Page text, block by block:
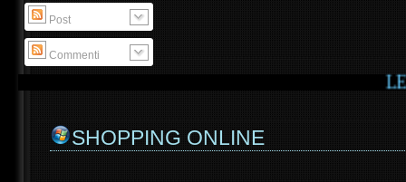
Post
Commenti
LE
SHOPPING ONLINE